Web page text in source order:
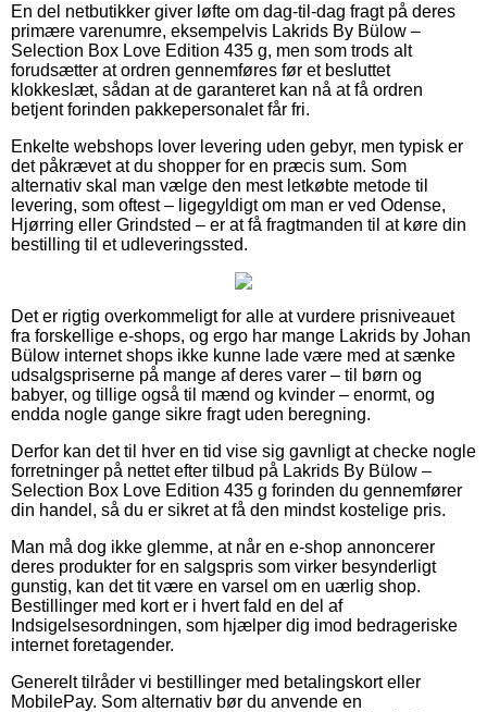
En del netbutikker giver løfte om dag-til-dag fragt på deres
primære varenumre, eksempelvis Lakrids By Bülow –
Selection Box Love Edition 435 g, men som trods alt
forudsætter at ordren gennemføres før et besluttet
klokkeslæt, sådan at de garanteret kan nå at få ordren
betjent forinden pakkepersonalet får fri.
Enkelte webshops lover levering uden gebyr, men typisk er
det påkrævet at du shopper for en præcis sum. Som
alternativ skal man vælge den mest letkøbte metode til
levering, som oftest – ligegyldigt om man er ved Odense,
Hjørring eller Grindsted – er at få fragtmanden til at køre din
bestilling til et udleveringssted.
Det er rigtig overkommeligt for alle at vurdere prisniveauet
fra forskellige e-shops, og ergo har mange Lakrids by Johan
Bülow internet shops ikke kunne lade være med at sænke
udsalgspriserne på mange af deres varer – til børn og
babyer, og tillige også til mænd og kvinder – enormt, og
endda nogle gange sikre fragt uden beregning.
Derfor kan det til hver en tid vise sig gavnligt at checke nogle
forretninger på nettet efter tilbud på Lakrids By Bülow –
Selection Box Love Edition 435 g forinden du gennemfører
din handel, så du er sikret at få den mindst kostelige pris.
Man må dog ikke glemme, at når en e-shop annoncerer
deres produkter for en salgspris som virker besynderligt
gunstig, kan det tit være en varsel om en uærlig shop.
Bestillinger med kort er i hvert fald en del af
Indsigelsesordningen, som hjælper dig imod bedrageriske
internet foretagender.
Generelt tilråder vi bestillinger med betalingskort eller
MobilePay. Som alternativ bør du anvende en